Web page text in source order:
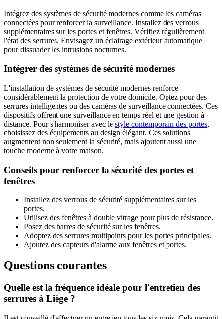
Intégrez des systèmes de sécurité modernes comme les caméras
connectées pour renforcer la surveillance. Installez des verrous
supplémentaires sur les portes et fenêtres. Vérifiez régulièrement
l'état des serrures. Envisagez un éclairage extérieur automatique
pour dissuader les intrusions nocturnes.
Intégrer des systèmes de sécurité modernes
L'installation de systèmes de sécurité modernes renforce
considérablement la protection de votre domicile. Optez pour des
serrures intelligentes ou des caméras de surveillance connectées. Ces
dispositifs offrent une surveillance en temps réel et une gestion à
distance. Pour s'harmoniser avec le style contemporain des portes,
choisissez des équipements au design élégant. Ces solutions
augmentent non seulement la sécurité, mais ajoutent aussi une
touche moderne à votre maison.
Conseils pour renforcer la sécurité des portes et
fenêtres
Installez des verrous de sécurité supplémentaires sur les
portes.
Utilisez des fenêtres à double vitrage pour plus de résistance.
Posez des barres de sécurité sur les fenêtres.
Adoptez des serrures multipoints pour les portes principales.
Ajoutez des capteurs d'alarme aux fenêtres et portes.
Questions courantes
Quelle est la fréquence idéale pour l'entretien des
serrures à Liège ?